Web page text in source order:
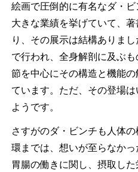
絵画で圧倒的に有名なダ・
大きな業績を挙げていて、
り、その展示は結構ありま
で行われ、全身解剖に及ぶ
節を中心にその構造と機能
ています。ただ、その登場
ようです。
さすがのダ・ビンチも人体
環までは、想いが至らなかっ
胃腸の働きに関し、摂取し